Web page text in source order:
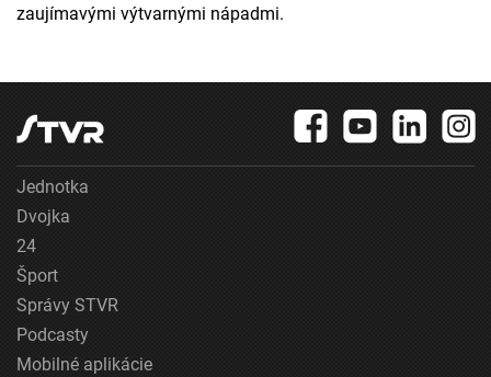
zaujímavými výtvarnými nápadmi.
Jednotka
Dvojka
24
Šport
Správy STVR
Podcasty
Mobilné aplikácie